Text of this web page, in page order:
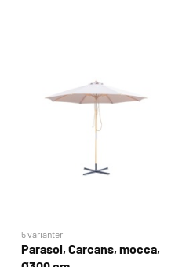
Parasol, Carcans, mocca,
5 varianter